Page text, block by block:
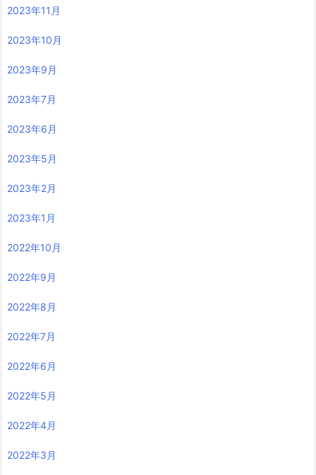
2023年11月
2023年10月
2023年9月
2023年7月
2023年6月
2023年5月
2023年2月
2023年1月
2022年10月
2022年9月
2022年8月
2022年7月
2022年6月
2022年5月
2022年4月
2022年3月